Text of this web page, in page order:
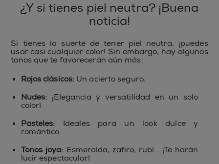
¿Y si tienes piel neutra? ¡Buena
noticia!
Si tienes la suerte de tener piel neutra, ¡puedes
usar casi cualquier color! Sin embargo, hay algunos
tonos que te favorecerán aún más:
Rojos clásicos: Un acierto seguro.
Nudes: ¡Elegancia y versatilidad en un solo
color!
Pasteles: Ideales para un look dulce y
romántico.
Tonos joya: Esmeralda, zafiro, rubí… ¡Te harán
lucir espectacular!